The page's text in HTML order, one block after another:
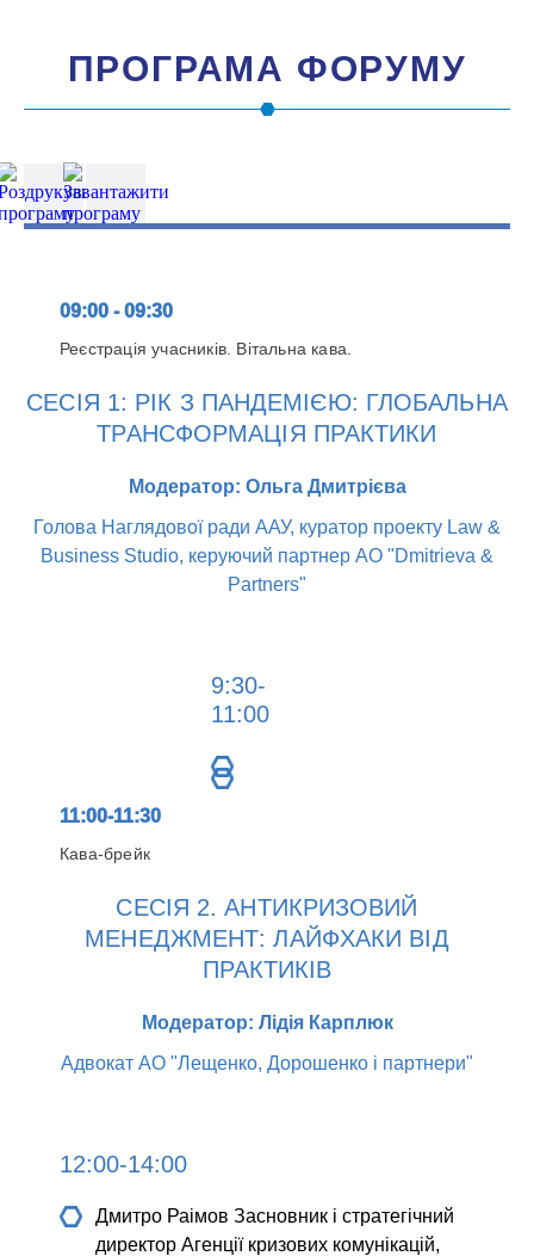
ПРОГРАМА ФОРУМУ
09:00 - 09:30
Реєстрація учасників. Вітальна кава.
СЕСІЯ 1: РІК З ПАНДЕМІЄЮ: ГЛОБАЛЬНА
ТРАНСФОРМАЦІЯ ПРАКТИКИ
Модератор: Ольга Дмитрієва
Голова Наглядової ради ААУ, куратор проекту Law &
Business Studio, керуючий партнер АО "Dmitrieva &
Partners"
9:30-
11:00
11:00-11:30
Кава-брейк
СЕСІЯ 2. АНТИКРИЗОВИЙ
МЕНЕДЖМЕНТ: ЛАЙФХАКИ ВІД
ПРАКТИКІВ
Модератор: Лідія Карплюк
Адвокат АО "Лещенко, Дорошенко і партнери"
12:00-14:00
Дмитро Раімов Засновник і стратегічний
директор Агенції кризових комунікацій,